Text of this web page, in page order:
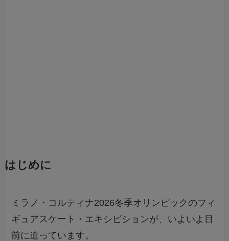
はじめに
ミラノ・コルティナ2026冬季オリンピックのフィ
ギュアスケート・エキシビションが、いよいよ目
前に迫っています。